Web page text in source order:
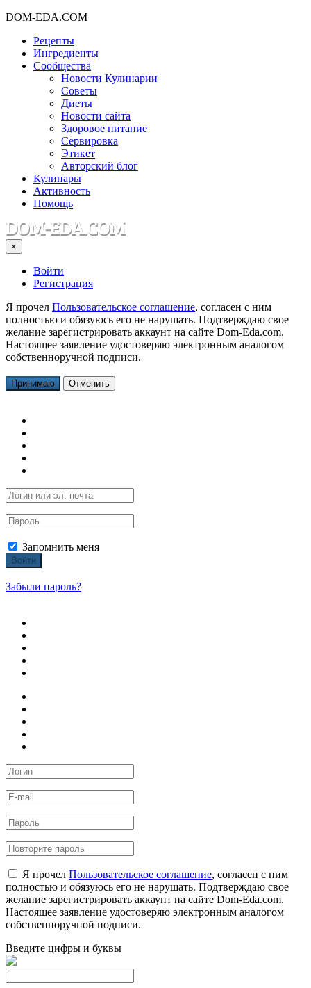
DOM-EDA.COM
Рецепты
Ингредиенты
Сообщества
Новости Кулинарии
Советы
Диеты
Новости сайта
Здоровое питание
Сервировка
Этикет
Авторский блог
Кулинары
Активность
Помощь
×
Войти
Регистрация
Я прочел Пользовательское соглашение, согласен с ним
полностью и обязуюсь его не нарушать. Подтверждаю свое
желание зарегистрировать аккаунт на сайте Dom-Eda.com.
Настоящее заявление удостоверяю электронным аналогом
собственноручной подписи.
Принимаю Отменить
Запомнить меня
Войти
Забыли пароль?
Я прочел Пользовательское соглашение, согласен с ним
полностью и обязуюсь его не нарушать. Подтверждаю свое
желание зарегистрировать аккаунт на сайте Dom-Eda.com.
Настоящее заявление удостоверяю электронным аналогом
собственноручной подписи.
Введите цифры и буквы